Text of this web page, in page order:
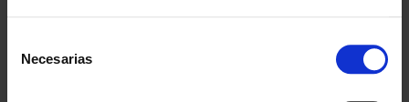
Necesarias
TW 12 PANELES NOVA |
BALÓN BALONCESTO
ELK MATCH | TALLA 6